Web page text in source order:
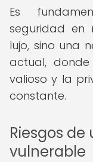
Es
seguridad en
lujo, sino una
actual,
valioso y la
constante.
Riesgos
vulnerable